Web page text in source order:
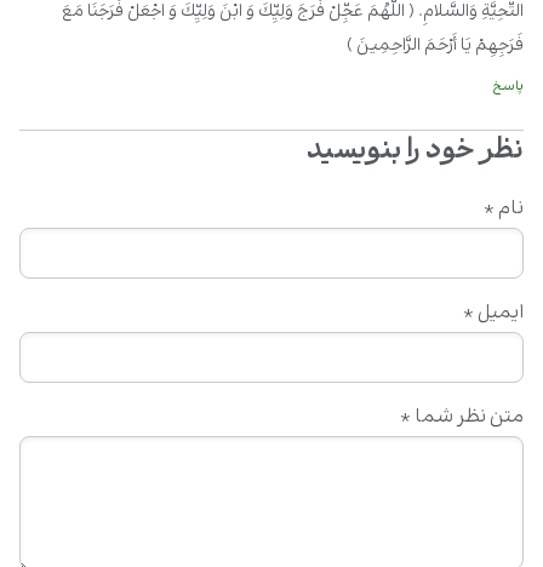
التَّحِیَّةِ وَالسَّلامِ. ( اللَّهُمَ‏ عَجِّلْ‏ فَرَجَ وَلِيِّكَ وَ ابْنَ وَلِيِّكَ وَ اجْعَلْ فَرَجَنَا مَعَ
فَرَجِهِمْ يَا أَرْحَمَ الرَّاحِمِينَ )
پاسخ
نظر خود را بنویسید
متن نظر شما *
نام *
ایمیل *